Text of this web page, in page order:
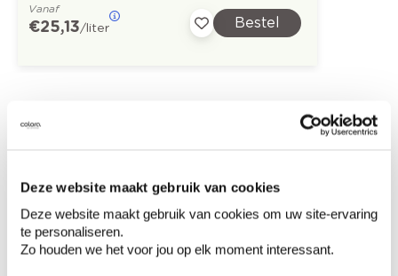
Deze website maakt gebruik van cookies
Deze website maakt gebruik van cookies om uw site-ervaring
te personaliseren.
Zo houden we het voor jou op elk moment interessant.
Vanaf
€ 25,13/liter Bestel
Ontdek meer inspiratiebeelden voor:
Colora-magazine